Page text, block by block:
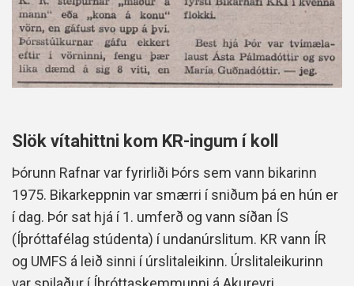
Slök vítahittni kom KR-ingum í koll
Þórunn Rafnar var fyrirliði Þórs sem vann bikarinn
1975. Bikarkeppnin var smærri í sniðum þá en hún er
í dag. Þór sat hjá í 1. umferð og vann síðan ÍS
(Íþróttafélag stúdenta) í undanúrslitum. KR vann ÍR
og UMFS á leið sinni í úrslitaleikinn. Úrslitaleikurinn